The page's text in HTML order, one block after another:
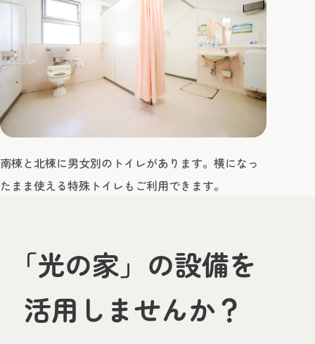
南棟と北棟に男女別のトイレがあります。横になっ
たまま使える特殊トイレもご利用できます。
「光の家」の設備を
活用しませんか？